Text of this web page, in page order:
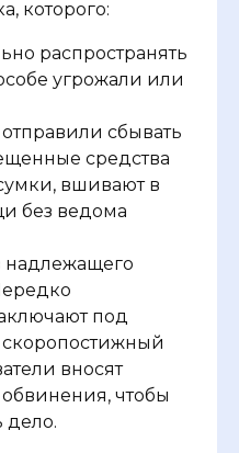
которого:
распространять
угрожали или
сбывать
средства
вшивают в
без ведома
надлежащего
под
скоропостижный
вносят
чтобы
дело.